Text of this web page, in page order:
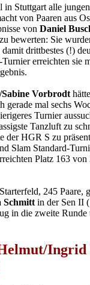
in Stuttgart alle
von Paaren aus
von Daniel
bewerten: Sie
drittbestes (!)
erreichten sie
Sabine Vorbrodt
gerade mal sechs
Turnier
Tanzluft zu
der HGR S zu
Slam Standard-
Platz 163 von
245 Paare,
Schmitt in der Sen II
in die zweite Runde
Ingrid